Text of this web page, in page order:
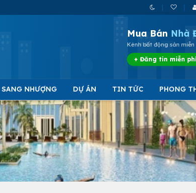
Mua Bán Nhà
Kênh bất động sản miễn
+ Đăng tin miễn
SANG NHƯỢNG DỰ ÁN TIN TỨC PHONG